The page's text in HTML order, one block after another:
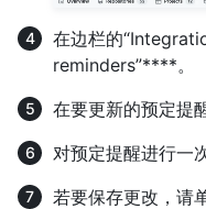
在边栏的
reminders”****。
在要更新的预定提
对预定提醒进行一
若要保存更改，请